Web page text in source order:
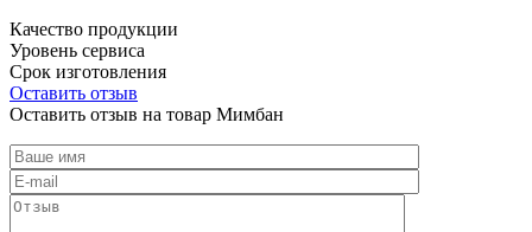
Качество продукции
Уровень сервиса
Срок изготовления
Оставить отзыв
Оставить отзыв на товар Мимбан